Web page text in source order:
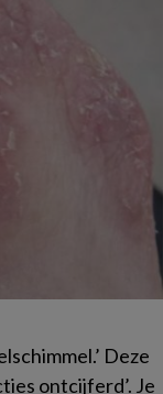
Deze
ontcijferd’. Je